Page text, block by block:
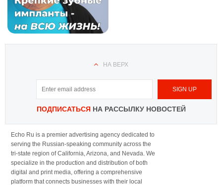
НА ВЕРХ
ПОДПИСАТЬСЯНА РАССЫЛКУ НОВОСТЕЙ
Echo Ru is a premier advertising agency dedicated to
serving the Russian-speaking community across the
tri-state region of California, Arizona, and Nevada. We
specialize in the production and distribution of both
digital and print media, offering a comprehensive
platform that connects businesses with their local